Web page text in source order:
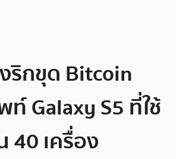
ริกขุด Bitcoin
Galaxy S5 ที่ใช้
40 เครื่อง